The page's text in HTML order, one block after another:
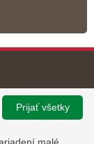
Prevádzku stránky
a správu jej
zabezpečuje
Prijať všetky